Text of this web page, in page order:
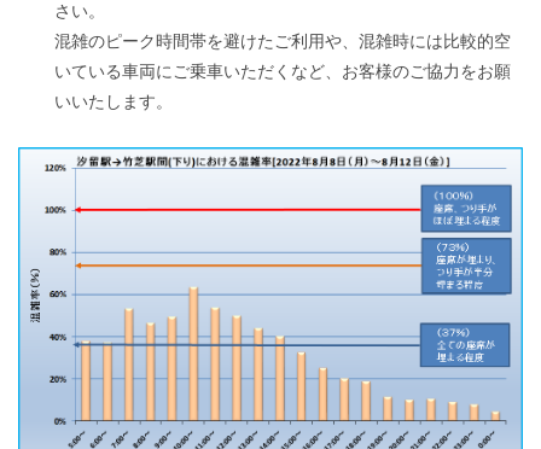
さい。
混雑のピーク時間帯を避けたご利用や、混雑時には比較的空
いている車両にご乗車いただくなど、お客様のご協力をお願
いいたします。